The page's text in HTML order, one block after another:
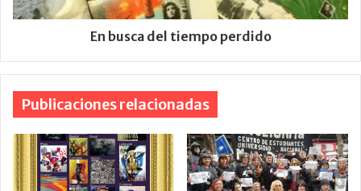
En busca del tiempo perdido
Publicaciones relacionadas